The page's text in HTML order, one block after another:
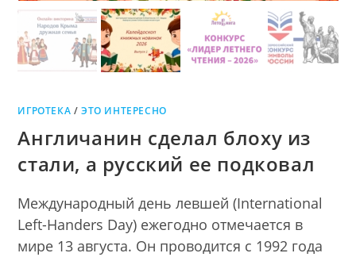
ИГРОТЕКА /ЭТО ИНТЕРЕСНО
Англичанин сделал блоху из
стали, а русский ее подковал
Международный день левшей (International
Left-Handers Day) ежегодно отмечается в
мире 13 августа. Он проводится с 1992 года